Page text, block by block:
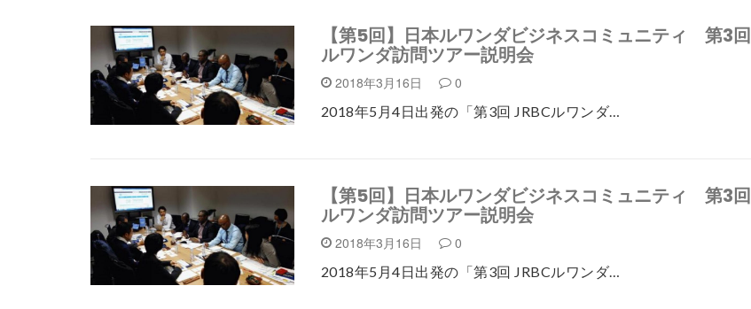
【第5回】日本ルワンダビジネスコミュニティ 第3回
ルワンダ訪問ツアー説明会
2018年3月16日 0
2018年5月4日出発の「第3回 JRBCルワンダ…
【第5回】日本ルワンダビジネスコミュニティ 第3回
ルワンダ訪問ツアー説明会
2018年3月16日 0
2018年5月4日出発の「第3回 JRBCルワンダ…